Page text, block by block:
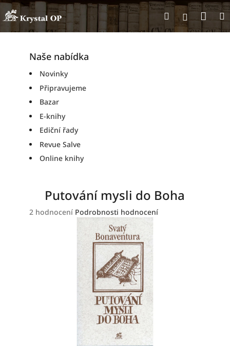
Přejít
na
obsah
Hledat
Naše nabídka
Novinky
Připravujeme
Bazar
E-knihy
Ediční řady
Revue Salve
Online knihy
Putování mysli do Boha
Průměrné
2 hodnocení Podrobnosti hodnocení